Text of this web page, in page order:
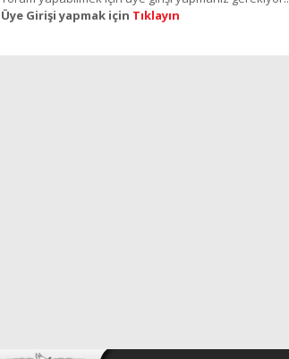
Üye Girişi yapmak için Tıklayın